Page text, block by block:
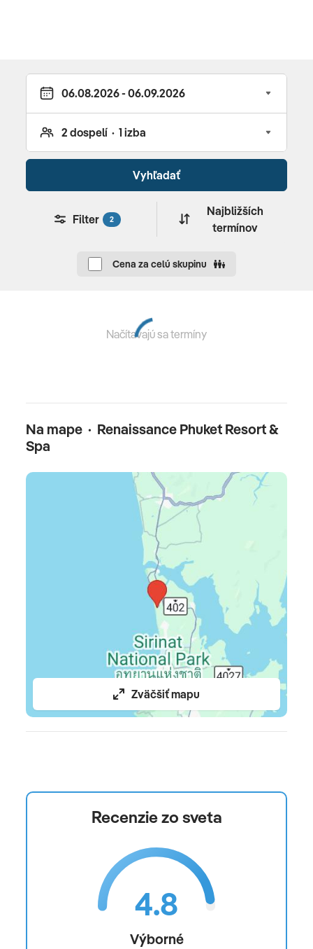
Plná penzia: raňajky, obedy, večere
Raňajky: 7:00 - 11:00, formou bufetu
Obedy: 11:30 - 18:30, výber z menu
Večere: 18:30 - 23:00, výber z menu
Reštaurácie: 3
Hlavná reštaurácia Loca Vore: medzinárodná
kuchyňa, thajská kuchyňa, vegetariánske jedlávýber
Špeciálna reštaurácia Sand Box: medzinárodná
kuchyňa, ryby/morské plody, grilované jedlá,
Lobby bar: 10:00 - 01:00
Plážový bar Sand Box: 12:00 - 22:30
Café Doppio: 08:00 - 22:00
Aerobik, Aqua aerobik, Bodywork, Pilates, Joga
Plážový futbal, plážový volejbal
Masáže: thajská masáž
Detské menu
Vyhľadať
Filter 2
Najbližších
termínov
Cena za celú skupinu
Načítavajú sa termíny
Na mape · Renaissance Phuket Resort &
Spa
Zväčšiť mapu
Recenzie zo sveta
4.8
Výborné